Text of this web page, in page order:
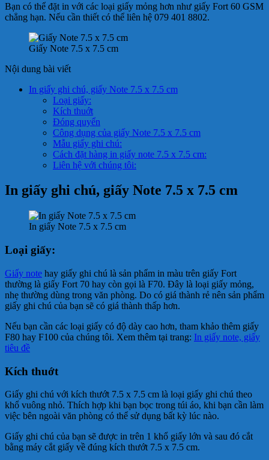
Bạn có thể đặt in với các loại giấy mỏng hơn như giấy Fort 60 GSM
chẳng hạn. Nếu cần thiết có thể liên hệ 079 401 8802.
Giấy Note 7.5 x 7.5 cm
Nội dung bài viết
In giấy ghi chú, giấy Note 7.5 x 7.5 cm
Loại giấy:
Kích thuớt
Đóng quyển
Công dụng của giấy Note 7.5 x 7.5 cm
Mẫu giấy ghi chú:
Cách đặt hàng in giấy note 7.5 x 7.5 cm:
Liên hệ với chúng tôi:
In giấy ghi chú, giấy Note 7.5 x 7.5 cm
In giấy Note 7.5 x 7.5 cm
Loại giấy:
Giấy note hay giấy ghi chú là sản phẩm in màu trên giấy Fort
thường là giấy Fort 70 hay còn gọi là F70. Đây là loại giấy mỏng,
nhẹ thường dùng trong văn phòng. Do có giá thành rẻ nên sản phẩm
giấy ghi chú của bạn sẽ có giá thành thấp hơn.
Nếu bạn cần các loại giấy có độ dày cao hơn, tham khảo thêm giấy
F80 hay F100 của chúng tôi. Xem thêm tại trang: In giấy note, giấy
tiêu đề
Kích thuớt
Giấy ghi chú với kích thướt 7.5 x 7.5 cm là loại giấy ghi chú theo
khổ vuông nhỏ. Thích hợp khi bạn bọc trong túi áo, khi bạn cần làm
việc bên ngoài văn phòng có thể sử dụng bất kỳ lúc nào.
Giấy ghi chú của bạn sẽ được in trên 1 khổ giấy lớn và sau đó cắt
bằng máy cắt giấy về đúng kích thướt 7.5 x 7.5 cm.